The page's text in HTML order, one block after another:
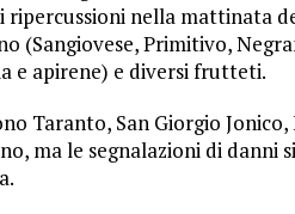
nella mattinata
(Sangiovese, Primitivo,
e apirene) e diversi frutteti.
Taranto, San Giorgio Jonico,
ma le segnalazioni di danni